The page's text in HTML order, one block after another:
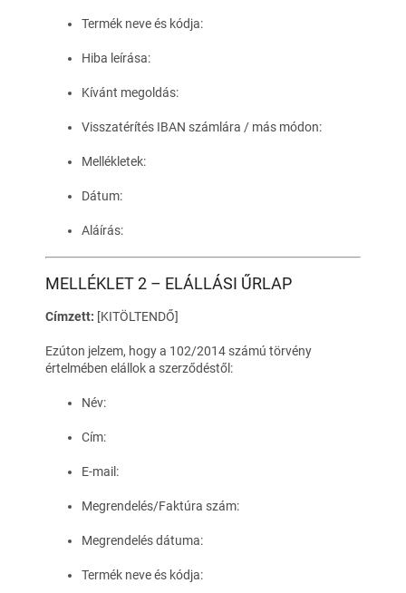
Termék neve és kódja:
Hiba leírása:
Kívánt megoldás:
Visszatérítés IBAN számlára / más módon:
Mellékletek:
Dátum:
Aláírás:
MELLÉKLET 2 – ELÁLLÁSI ŰRLAP
Címzett: [KITÖLTENDŐ]
Ezúton jelzem, hogy a 102/2014 számú törvény
értelmében elállok a szerződéstől:
Név:
Cím:
E-mail:
Megrendelés/Faktúra szám:
Megrendelés dátuma:
Termék neve és kódja: